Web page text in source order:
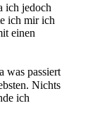
ich jedoch
ich mir ich
einen
was passiert
Nichts
ich